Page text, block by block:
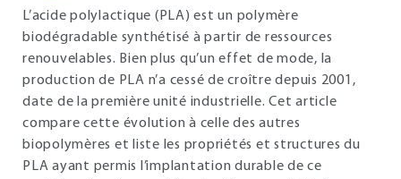
L’acide polylactique (PLA) est un polymère
biodégradable synthétisé à partir de ressources
renouvelables. Bien plus qu’un effet de mode, la
production de PLA n’a cessé de croître depuis 2001,
date de la première unité industrielle. Cet article
compare cette évolution à celle des autres
biopolymères et liste les propriétés et structures du
PLA ayant permis l’implantation durable de ce